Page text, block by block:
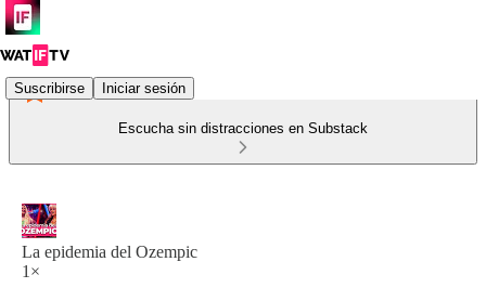
Suscribirse Iniciar sesión
Escucha sin distracciones en Substack
La epidemia del Ozempic
1×